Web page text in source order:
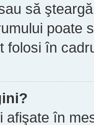
să
poate
folosi în
afişate în